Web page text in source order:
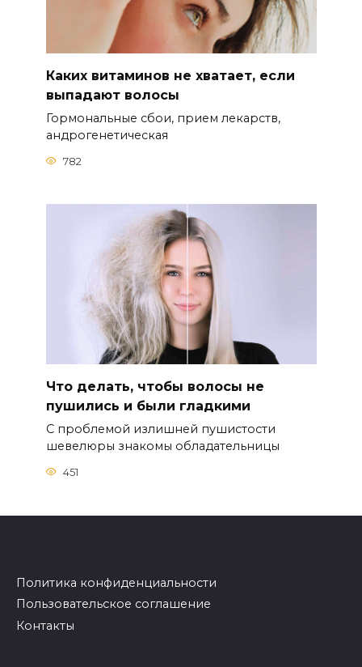
Каких витаминов не хватает, если
выпадают волосы
Гормональные сбои, прием лекарств,
андрогенетическая
782
Что делать, чтобы волосы не
пушились и были гладкими
С проблемой излишней пушистости
шевелюры знакомы обладательницы
451
Политика конфиденциальности
Пользовательское соглашение
Контакты